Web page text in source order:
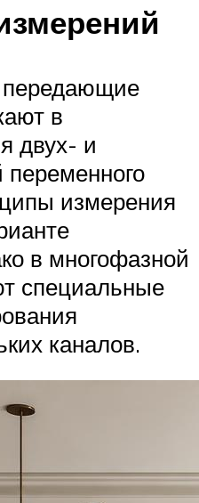
передающие
в
двух- и
измерения
в многофазной
специальные
каналов.